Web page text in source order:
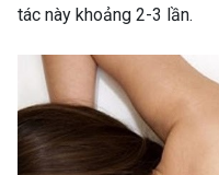
tác này khoảng 2-3 lần.